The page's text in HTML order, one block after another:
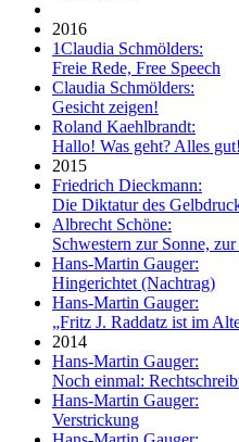
2016
1Claudia Schmölders:
Freie Rede, Free Speech
Claudia Schmölders:
Gesicht zeigen!
Roland Kaehlbrandt:
Hallo! Was geht? Alles gut!
2015
Friedrich Dieckmann:
Die Diktatur des
Albrecht Schöne:
Schwestern zur Sonne,
Hans-Martin Gauger:
Hingerichtet (Nachtrag)
Hans-Martin Gauger:
„Fritz J. Raddatz ist im
2014
Hans-Martin Gauger:
Noch einmal:
Hans-Martin Gauger:
Verstrickung